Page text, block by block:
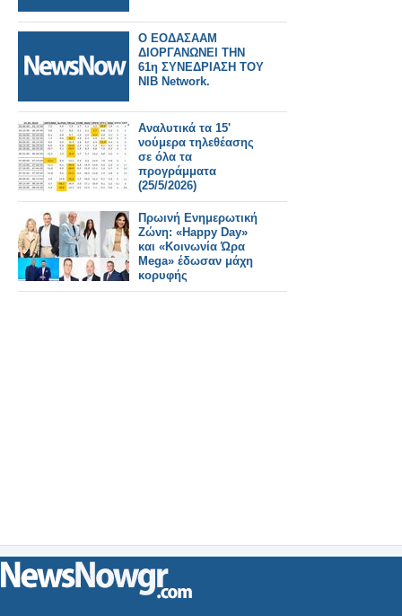
Ο ΕΟΔΑΣΑΑΜ
ΔΙΟΡΓΑΝΩΝΕΙ ΤΗΝ
61η ΣΥΝΕΔΡΙΑΣΗ ΤΟΥ
NIB Network.
Αναλυτικά τα 15'
νούμερα τηλεθέασης
σε όλα τα
προγράμματα
(25/5/2026)
Πρωινή Ενημερωτική
Ζώνη: «Happy Day»
και «Κοινωνία Ώρα
Mega» έδωσαν μάχη
κορυφής